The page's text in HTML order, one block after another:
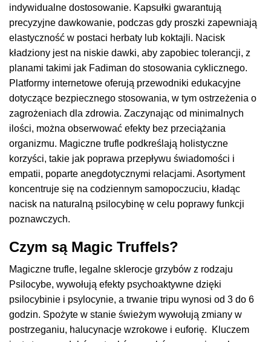
indywidualne dostosowanie. Kapsułki gwarantują
precyzyjne dawkowanie, podczas gdy proszki zapewniają
elastyczność w postaci herbaty lub koktajli. Nacisk
kładziony jest na niskie dawki, aby zapobiec tolerancji, z
planami takimi jak Fadiman do stosowania cyklicznego.
Platformy internetowe oferują przewodniki edukacyjne
dotyczące bezpiecznego stosowania, w tym ostrzeżenia o
zagrożeniach dla zdrowia. Zaczynając od minimalnych
ilości, można obserwować efekty bez przeciążania
organizmu. Magiczne trufle podkreślają holistyczne
korzyści, takie jak poprawa przepływu świadomości i
empatii, poparte anegdotycznymi relacjami. Asortyment
koncentruje się na codziennym samopoczuciu, kładąc
nacisk na naturalną psilocybinę w celu poprawy funkcji
poznawczych.
Czym są Magic Truffels?
Magiczne trufle, legalne sklerocje grzybów z rodzaju
Psilocybe, wywołują efekty psychoaktywne dzięki
psilocybinie i psylocynie, a trwanie tripu wynosi od 3 do 6
godzin. Spożyte w stanie świeżym wywołują zmiany w
postrzeganiu, halucynacje wzrokowe i euforię. Kluczem